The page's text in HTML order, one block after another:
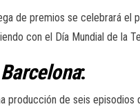
de premios se celebrará el
con el Día Mundial de la
:
producción de seis episodios